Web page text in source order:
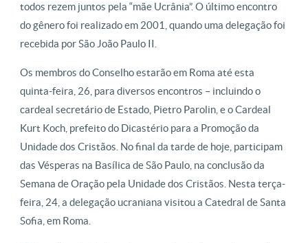
todos rezem juntos pela “mãe Ucrânia”. O último encontro
do gênero foi realizado em 2001, quando uma delegação foi
recebida por São João Paulo II.
Os membros do Conselho estarão em Roma até esta
quinta-feira, 26, para diversos encontros – incluindo o
cardeal secretário de Estado, Pietro Parolin, e o Cardeal
Kurt Koch, prefeito do Dicastério para a Promoção da
Unidade dos Cristãos. No final da tarde de hoje, participam
das Vésperas na Basílica de São Paulo, na conclusão da
Semana de Oração pela Unidade dos Cristãos. Nesta terça-
feira, 24, a delegação ucraniana visitou a Catedral de Santa
Sofia, em Roma.